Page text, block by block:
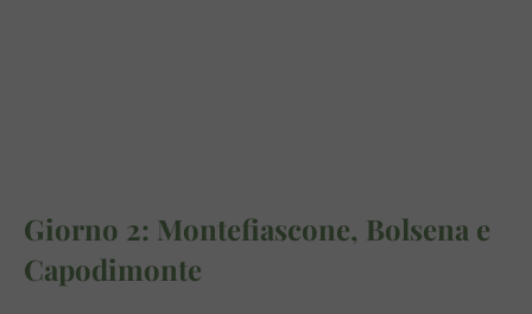
Giorno 2: Montefiascone, Bolsena e
Capodimonte